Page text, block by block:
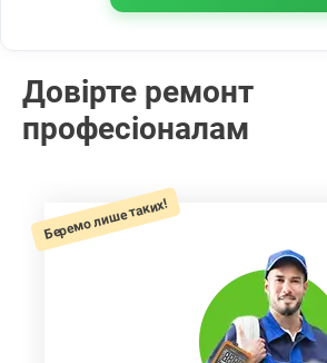
Довірте ремонт
професіоналам
Беремо лише таких!